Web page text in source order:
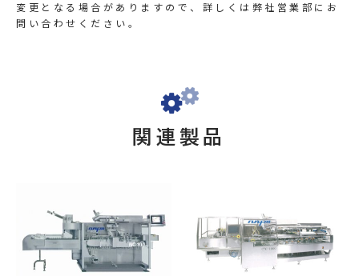
変更となる場合がありますので、詳しくは弊社営業部にお
問い合わせください。
関連製品